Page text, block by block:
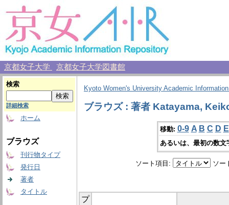
京都女子大学 京都女子大学図書館
検索
詳細検索
ホーム
ブラウズ
刊行物タイプ
発行日
著者
タイトル
Kyoto Women's University Academic
ブラウズ : 著者 Katayama,
移動: 0-9 A B C D E
あるいは、最初の数
ソート項目: ソー
プ